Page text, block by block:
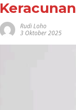
Keracunan
Rudi Loho
3 Oktober 2025